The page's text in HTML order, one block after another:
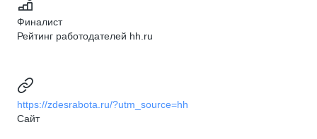
Финалист
Рейтинг работодателей hh.ru
https://zdesrabota.ru/?utm_source=hh
Сайт